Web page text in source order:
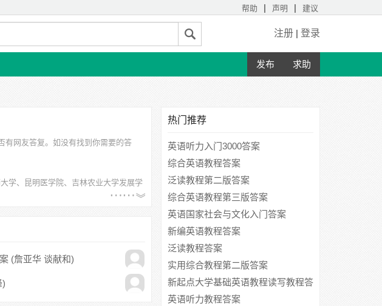
帮助 | 声明 | 建议
注册 | 登录
发布 求助
有网友答复。如没有找到你需要的答
学、昆明医学院、吉林农业大学发展学
(詹亚华 谈献和)
)
热门推荐
英语听力入门3000答案
综合英语教程答案
泛读教程第二版答案
综合英语教程第三版答案
英语国家社会与文化入门答案
新编英语教程答案
泛读教程答案
实用综合教程第二版答案
新起点大学基础英语教程读写教程答
案
英语听力教程答案